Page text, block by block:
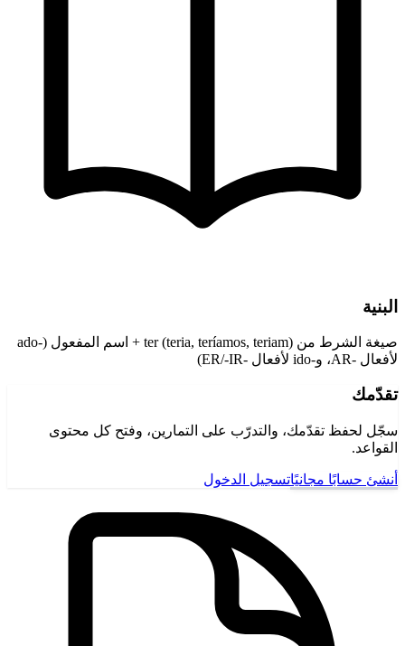
البنية
صيغة الشرط من ter (teria, teríamos, teriam) + اسم المفعول (-ado
لأفعال -AR، و-ido لأفعال -ER/-IR)
تقدّمك
سجّل لحفظ تقدّمك، والتدرّب على التمارين، وفتح كل محتوى
القواعد.
أنشئ حسابًا مجانيًاتسجيل الدخول